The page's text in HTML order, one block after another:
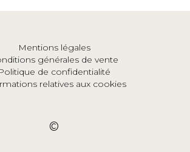
Mentions légales
générales de vente
de confidentialité
relatives aux cookies
©